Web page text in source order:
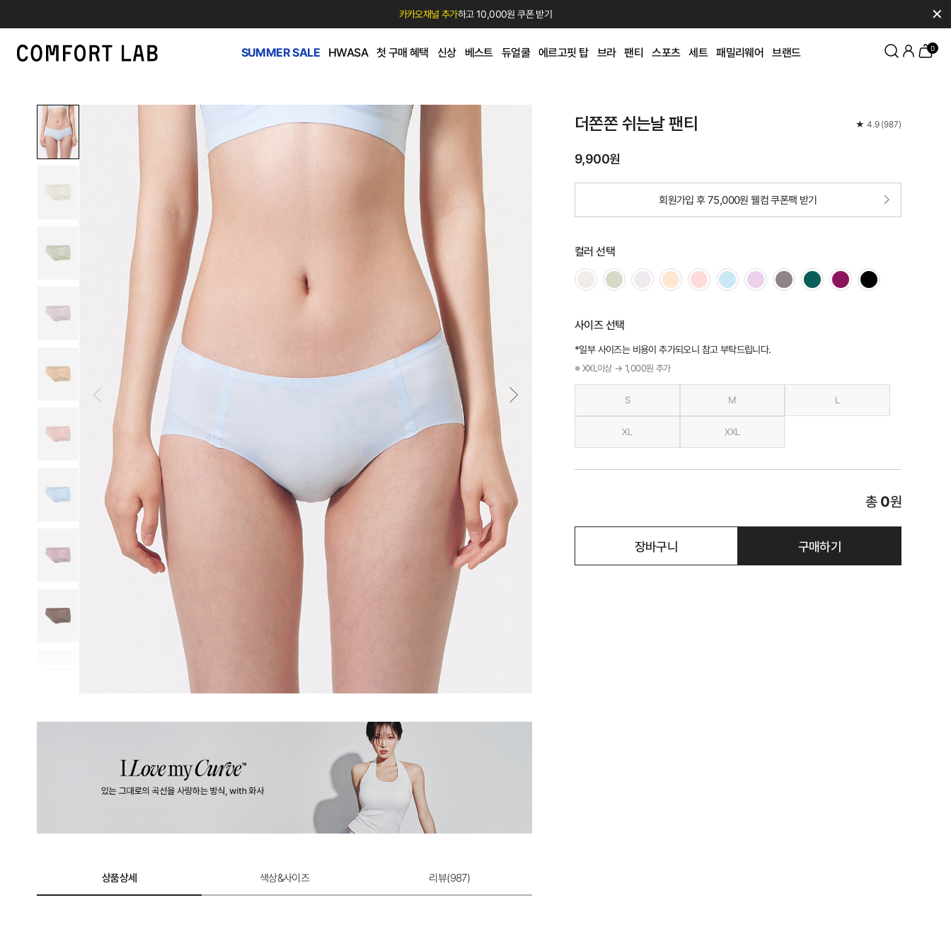
카카오채널 추가하고 10,000원 쿠폰 받기 ✕
SUMMER SALE HWASA 첫 구매 혜택 신상 베스트 듀얼쿨 에르고핏 탑 브라 팬티 스포츠 세트 패밀리웨어 브랜드 0
상품상세 색상&사이즈 리뷰(987)
더쫀쫀 쉬는날 팬티 ★ 4.9 (987)
9,900원
회원가입 후 75,000원 웰컴 쿠폰팩 받기
컬러 선택
사이즈 선택
*일부 사이즈는 비용이 추가되오니 참고 부탁드립니다.
※ XXL이상 → 1,000원 추가
S M L
XL XXL
총 0원
장바구니 구매하기